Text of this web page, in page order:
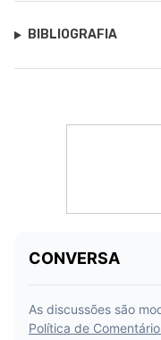
BIBLIOGRAFIA